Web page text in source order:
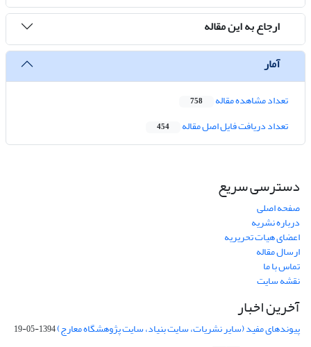
ارجاع به این مقاله
آمار
تعداد مشاهده مقاله 758
تعداد دریافت فایل اصل مقاله 454
دسترسی سریع
صفحه اصلی
درباره نشریه
اعضای هیات تحریریه
ارسال مقاله
تماس با ما
نقشه سایت
آخرین اخبار
پیوندهای مفید (سایر نشریات، سایت بنیاد، سایت پژوهشگاه معارج)1394-05-19